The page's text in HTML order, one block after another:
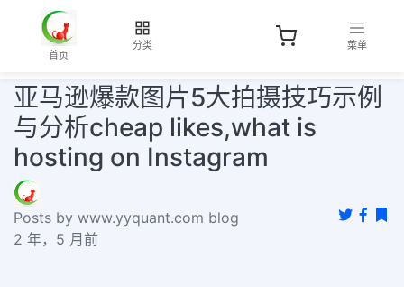
首页
分类 菜单
亚马逊爆款图片5大拍摄技巧示例
与分析cheap likes,what is
hosting on Instagram
Posts by www.yyquant.com blog
2 年，5 月前